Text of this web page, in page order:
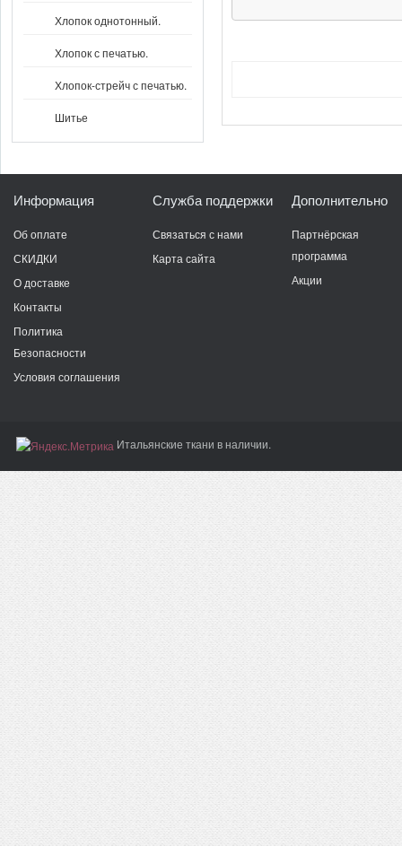
Хлопок однотонный.
Хлопок с печатью.
Хлопок-стрейч с печатью.
Шитье
Информация
Об оплате
СКИДКИ
О доставке
Контакты
Политика
Безопасности
Условия соглашения
Служба поддержки
Связаться с нами
Карта сайта
Дополнительно
Партнёрская
программа
Акции
Итальянские ткани в наличии.